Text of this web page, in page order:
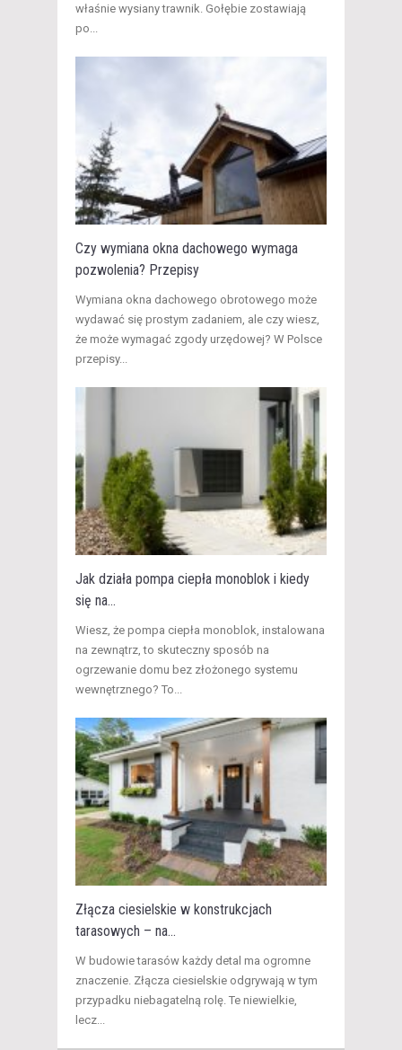
właśnie wysiany trawnik. Gołębie zostawiają
po...
Czy wymiana okna dachowego wymaga
pozwolenia? Przepisy
​Wymiana okna dachowego obrotowego może
wydawać się prostym zadaniem, ale czy wiesz,
że może wymagać zgody urzędowej? W Polsce
przepisy...
Jak działa pompa ciepła monoblok i kiedy
się na...
​Wiesz, że pompa ciepła monoblok, instalowana
na zewnątrz, to skuteczny sposób na
ogrzewanie domu bez złożonego systemu
wewnętrznego? To...
Złącza ciesielskie w konstrukcjach
tarasowych – na...
W budowie tarasów każdy detal ma ogromne
znaczenie. Złącza ciesielskie odgrywają w tym
przypadku niebagatelną rolę. Te niewielkie,
lecz...